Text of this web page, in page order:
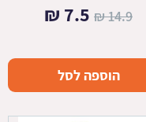
14.9
₪ המחיר
היה:
14.9 ₪.
7.5
₪
הוא:
7.5 ₪.
הוספה לסל